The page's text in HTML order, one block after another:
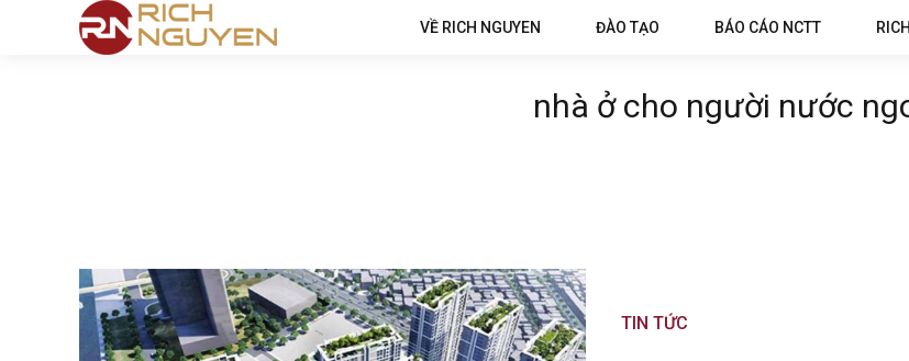
VỀ RICH NGUYEN ĐÀO TẠO BÁO CÁO NCTT
nhà ở cho người nước
TIN TỨC